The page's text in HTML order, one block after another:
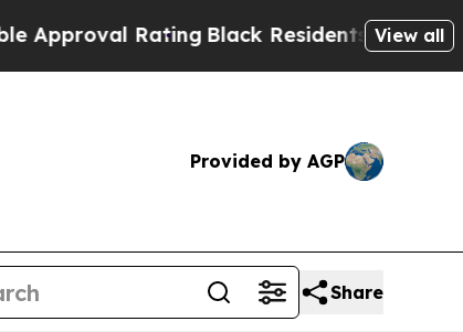
RatingBlack Residents Warned of
View all
Provided by AGP
Share